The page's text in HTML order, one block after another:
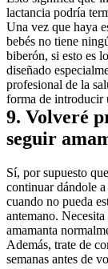
lactancia podría
Una vez que haya
bebés no tiene
biberón, si esto es
diseñado
profesional de la
forma de introducir
9. Volveré
seguir
Sí, por supuesto
continuar dándole
cuando no pueda
antemano.
amamanta
Además, trate de
semanas antes de